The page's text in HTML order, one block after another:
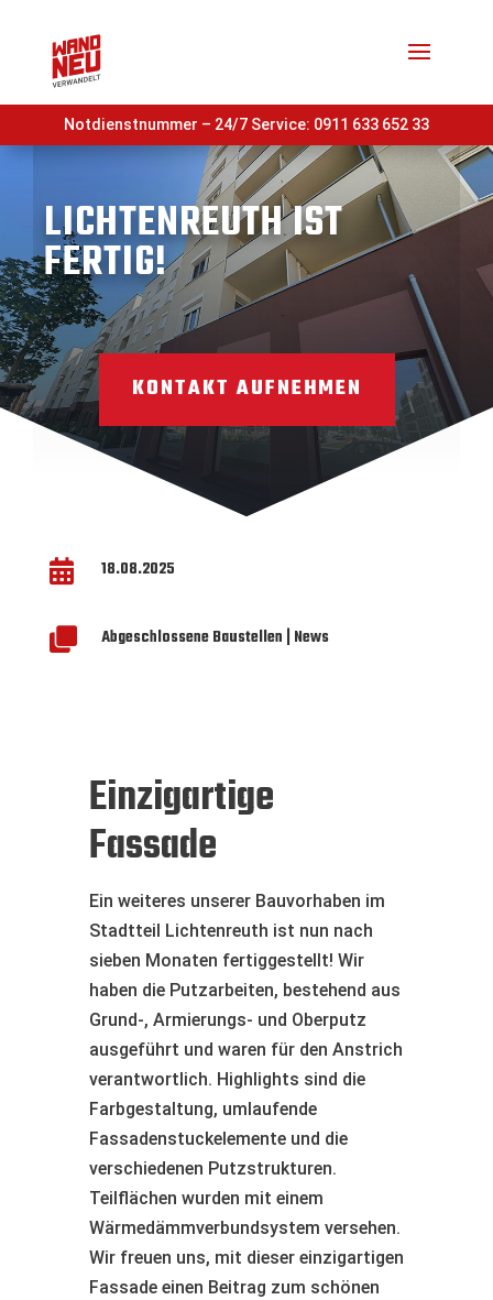
Notdienstnummer – 24/7 Service: 0911 633 652 33
LICHTENREUTH IST
FERTIG!
KONTAKT AUFNEHMEN
 18.08.2025
 Abgeschlossene Baustellen News
Einzigartige
Fassade
Ein weiteres unserer Bauvorhaben im
Stadtteil Lichtenreuth ist nun nach
sieben Monaten fertiggestellt! Wir
haben die Putzarbeiten, bestehend aus
Grund-, Armierungs- und Oberputz
ausgeführt und waren für den Anstrich
verantwortlich. Highlights sind die
Farbgestaltung, umlaufende
Fassadenstuckelemente und die
verschiedenen Putzstrukturen.
Teilflächen wurden mit einem
Wärmedämmverbundsystem versehen.
Wir freuen uns, mit dieser einzigartigen
Fassade einen Beitrag zum schönen